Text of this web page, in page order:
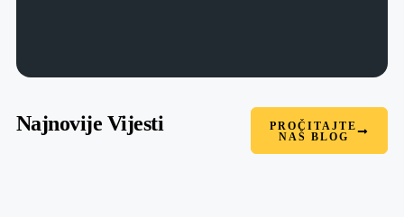
Najnovije Vijesti
PROČITAJTE
NAŠ BLOG